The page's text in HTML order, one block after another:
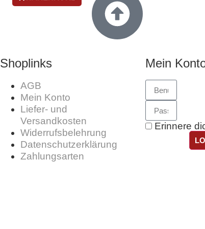
Shoplinks
AGB
Mein Konto
Liefer- und
Versandkosten
Widerrufsbelehrung
Datenschutzerklärung
Zahlungsarten
Mein
Erinnere